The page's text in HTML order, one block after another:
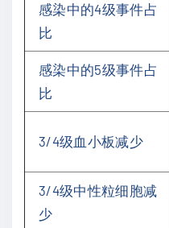
感染中的4级事件占
比
感染中的5级事件占
比
3/4级血小板减少
3/4级中性粒细胞减
少